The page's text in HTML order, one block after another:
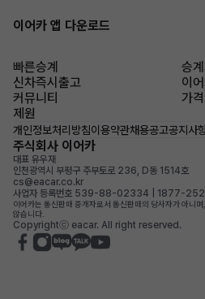
이어카 앱 다운로드
빠른승계
승
신차즉시출고
이
커뮤니티
가
제원
개인정보처리방침이용약관채용공고공지사
주식회사 이어카
대표 유우재
인천광역시 부평구 주부토로 236, D동 1514호
cs@eacar.co.kr
사업자 등록번호 539-88-02334 | 1877-
이어카는 통신판매 중개자로서 통신판매의 당사자가 아니
않습니다.
Copyrightⓒ eacar. All right reserved.